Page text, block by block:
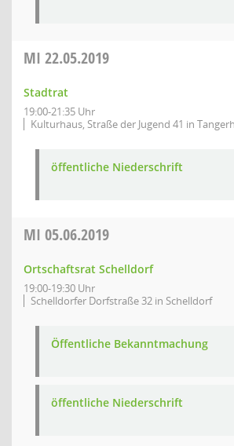
MI 22.05.2019
Stadtrat
19:00-21:35 Uhr
Kulturhaus, Straße der Jugend 41 in
öffentliche Niederschrift
MI 05.06.2019
Ortschaftsrat Schelldorf
19:00-19:30 Uhr
Schelldorfer Dorfstraße 32 in Schelldorf
Öffentliche Bekanntmachung
öffentliche Niederschrift